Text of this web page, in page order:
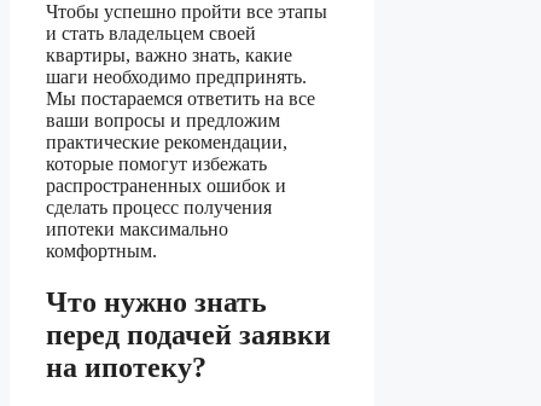
Чтобы успешно пройти все этапы
и стать владельцем своей
квартиры, важно знать, какие
шаги необходимо предпринять.
Мы постараемся ответить на все
ваши вопросы и предложим
практические рекомендации,
которые помогут избежать
распространенных ошибок и
сделать процесс получения
ипотеки максимально
комфортным.
Что нужно знать
перед подачей заявки
на ипотеку?